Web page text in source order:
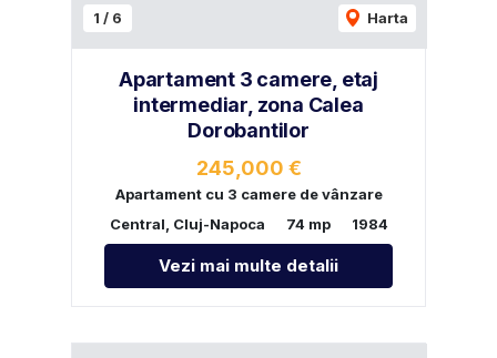
1 / 6 Harta
Apartament 3 camere, etaj
intermediar, zona Calea
Dorobantilor
245,000 €
Apartament cu 3 camere de vânzare
Central, Cluj-Napoca
74 mp 1984
Vezi mai multe detalii